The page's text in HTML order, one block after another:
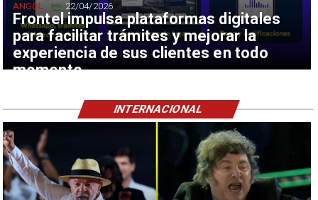
Frontel impulsa plataformas digitales
para facilitar trámites y mejorar la
experiencia de sus clientes en todo
momento
ANGOL 22/04/2026
INTERNACIONAL